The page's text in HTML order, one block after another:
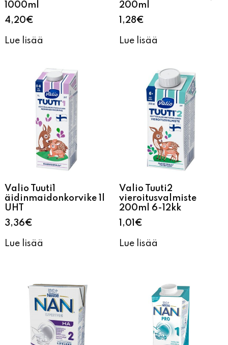
Lue lisää Lue lisää
Valio Tuuti1
äidinmaidonkorvike 1l
3,36€
Lue lisää
Valio Tuuti2
vieroitusvalmiste
1,01 €
Lue lisää